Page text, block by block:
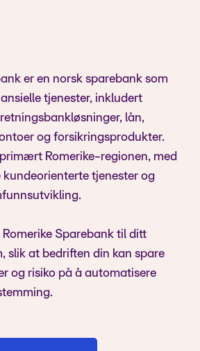
er en norsk sparebank som
tjenester, inkludert
lån,
og forsikringsprodukter.
Romerike-regionen, med
kundeorienterte tjenester og
Sparebank til ditt
slik at bedriften din kan spare
og risiko på å automatisere